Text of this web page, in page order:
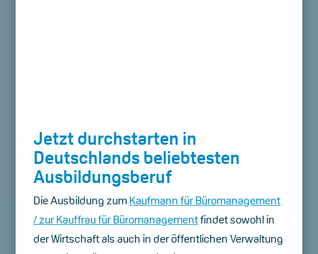
Jetzt durchstarten in
Deutschlands beliebtesten
Ausbildungsberuf
Die Ausbildung zumKaufmann für Büromanagement
/ zur Kauffrau für Büromanagementfindet sowohl in
der Wirtschaft als auch in der öffentlichen Verwaltung